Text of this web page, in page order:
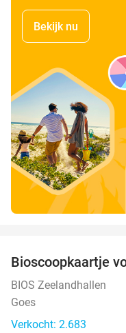
Bekijk nu
Bioscoopkaartje
BIOS Zeelandhallen
Goes
Verkocht: 2.683